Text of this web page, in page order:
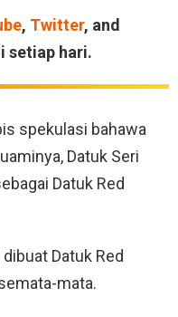
, Twitter, and
setiap hari.
spekulasi bahawa
Datuk Seri
Datuk Red
Datuk Red
mata.